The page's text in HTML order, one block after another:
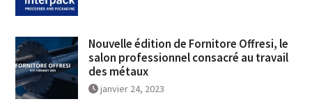
Nouvelle édition de Fornitore Offresi, le
salon professionnel consacré au travail
des métaux
janvier 24, 2023